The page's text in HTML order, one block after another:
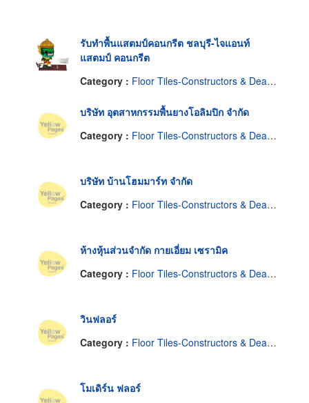
รับทำพื้นแสตมป์คอนกรีต ชลบุรี-ไจแอนท์
แสตมป์ คอนกรีต
Category : Floor Tiles-Constructors & Dealers
บริษัท อุตสาหกรรมพื้นยางโอลิมปิก จำกัด
Category : Floor Tiles-Constructors & Dealers
บริษัท บ้านโฮมมาร์ท จำกัด
Category : Floor Tiles-Constructors & Dealers
ห้างหุ้นส่วนจำกัด กายเอี่ยม เซรามิค
Category : Floor Tiles-Constructors & Dealers
วินฟลอร์
Category : Floor Tiles-Constructors & Dealers
โมเดิร์น ฟลอร์